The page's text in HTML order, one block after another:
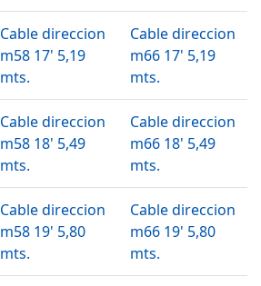
Cable direccion
m58 17' 5,19
mts.
Cable direccion
m66 17' 5,19
mts.
Cable direccion
m58 18' 5,49
mts.
Cable direccion
m66 18' 5,49
mts.
Cable direccion
m58 19' 5,80
mts.
Cable direccion
m66 19' 5,80
mts.